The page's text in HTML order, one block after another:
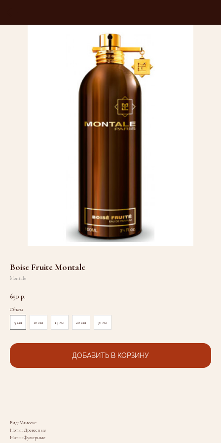
Boise Fruite Montale
Montale
650 р.
Объем
5 мл 10 мл 15 мл 20 мл 30 мл
ДОБАВИТЬ В КОРЗИНУ
Вид: Унисекс
Ноты: Древесные
Ноты: Фужерные